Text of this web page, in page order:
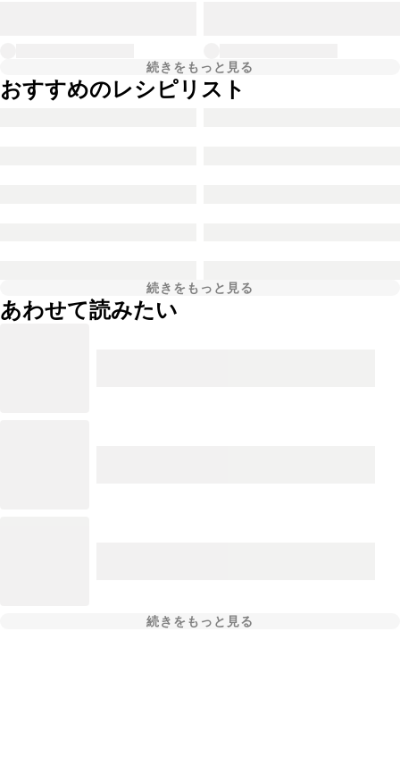
続きをもっと見る
おすすめのレシピリスト
続きをもっと見る
あわせて読みたい
続きをもっと見る